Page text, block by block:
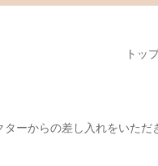
トッ
ターからの差し入れをいた